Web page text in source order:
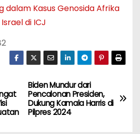
dalam Kasus Genosida Afrika
di ICJ
Biden Mundur dari
Pencalonan Presiden,
Dukung Kamala Harris di
Pilpres 2024